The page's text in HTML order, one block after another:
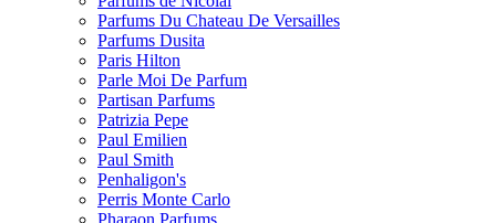
Parfums Du Chateau De Versailles
Parfums Dusita
Paris Hilton
Parle Moi De Parfum
Partisan Parfums
Patrizia Pepe
Paul Emilien
Paul Smith
Penhaligon's
Perris Monte Carlo
Pharaon Parfums